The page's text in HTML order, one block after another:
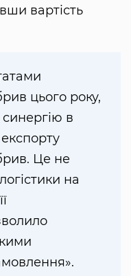
вартість
цього року,
в
Це не
на